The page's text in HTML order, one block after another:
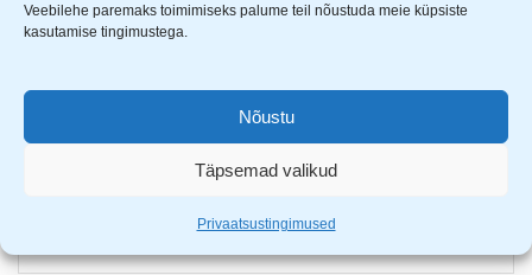
Veebilehe paremaks toimimiseks palume teil nõustuda meie küpsiste
kasutamise tingimustega.
Nõustu
Täpsemad valikud
Privaatsustingimused
Õmblusteta kaitsekindad
Mõnusalt veniv ja vastupidav
Sobib tavatöödeks ning kaitseb mehaaniliste riskide
vastu
Kaitseklass EN 214020